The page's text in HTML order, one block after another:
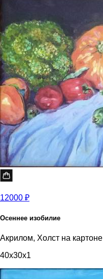
12000 ₽
Осеннее изобилие
Акрилом, Холст на картоне
40x30x1